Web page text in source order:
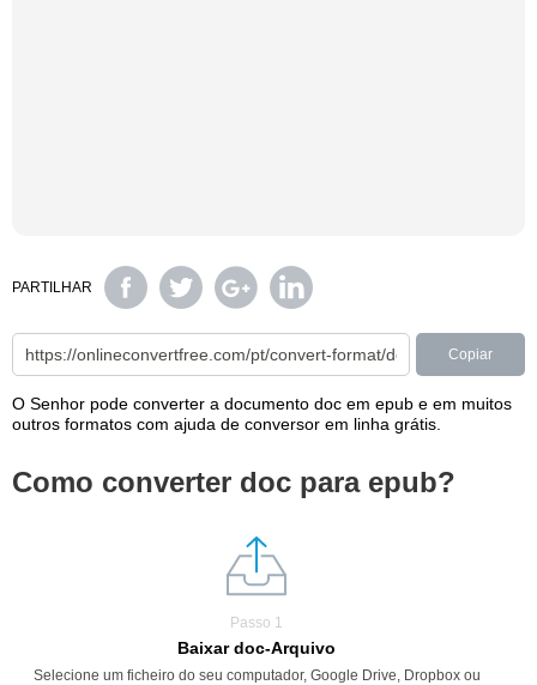
PARTILHAR
Copiar
O Senhor pode converter a documento doc em epub e em muitos
outros formatos com ajuda de conversor em linha grátis.
Como converter doc para epub?
Passo 1
Baixar doc-Arquivo
Selecione um ficheiro do seu computador, Google Drive, Dropbox ou